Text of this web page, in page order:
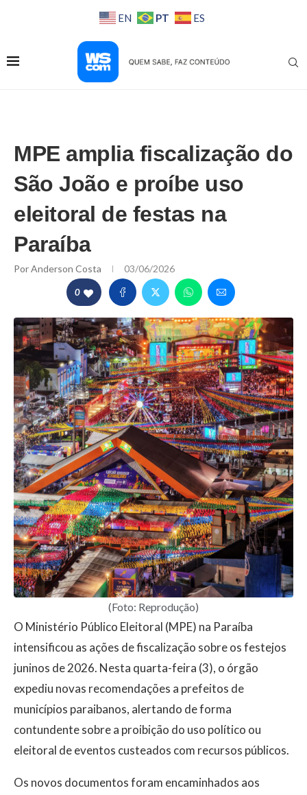
EN PT ES
MPE amplia fiscalização do
São João e proíbe uso
eleitoral de festas na
Paraíba
PorAnderson Costa 03/06/2026
0
(Foto: Reprodução)
O Ministério Público Eleitoral (MPE) na Paraíba
intensificou as ações de fiscalização sobre os festejos
juninos de 2026. Nesta quarta-feira (3), o órgão
expediu novas recomendações a prefeitos de
municípios paraibanos, alertando de forma
contundente sobre a proibição do uso político ou
eleitoral de eventos custeados com recursos públicos.
Os novos documentos foram encaminhados aos